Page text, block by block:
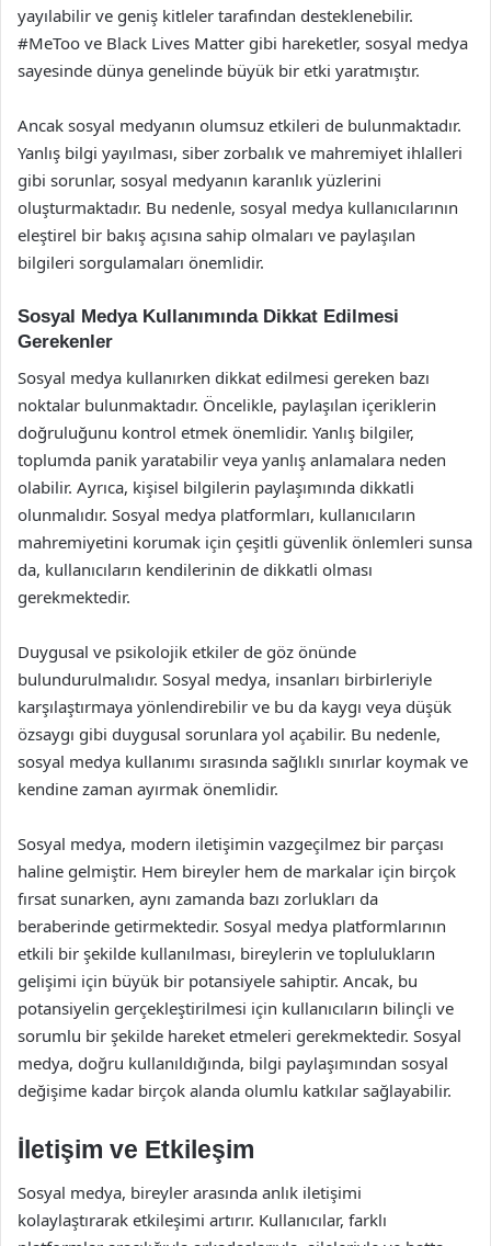
yayılabilir ve geniş kitleler tarafından desteklenebilir.
#MeToo ve Black Lives Matter gibi hareketler, sosyal medya
sayesinde dünya genelinde büyük bir etki yaratmıştır.
Ancak sosyal medyanın olumsuz etkileri de bulunmaktadır.
Yanlış bilgi yayılması, siber zorbalık ve mahremiyet ihlalleri
gibi sorunlar, sosyal medyanın karanlık yüzlerini
oluşturmaktadır. Bu nedenle, sosyal medya kullanıcılarının
eleştirel bir bakış açısına sahip olmaları ve paylaşılan
bilgileri sorgulamaları önemlidir.
Sosyal Medya Kullanımında Dikkat Edilmesi
Gerekenler
Sosyal medya kullanırken dikkat edilmesi gereken bazı
noktalar bulunmaktadır. Öncelikle, paylaşılan içeriklerin
doğruluğunu kontrol etmek önemlidir. Yanlış bilgiler,
toplumda panik yaratabilir veya yanlış anlamalara neden
olabilir. Ayrıca, kişisel bilgilerin paylaşımında dikkatli
olunmalıdır. Sosyal medya platformları, kullanıcıların
mahremiyetini korumak için çeşitli güvenlik önlemleri sunsa
da, kullanıcıların kendilerinin de dikkatli olması
gerekmektedir.
Duygusal ve psikolojik etkiler de göz önünde
bulundurulmalıdır. Sosyal medya, insanları birbirleriyle
karşılaştırmaya yönlendirebilir ve bu da kaygı veya düşük
özsaygı gibi duygusal sorunlara yol açabilir. Bu nedenle,
sosyal medya kullanımı sırasında sağlıklı sınırlar koymak ve
kendine zaman ayırmak önemlidir.
Sosyal medya, modern iletişimin vazgeçilmez bir parçası
haline gelmiştir. Hem bireyler hem de markalar için birçok
fırsat sunarken, aynı zamanda bazı zorlukları da
beraberinde getirmektedir. Sosyal medya platformlarının
etkili bir şekilde kullanılması, bireylerin ve toplulukların
gelişimi için büyük bir potansiyele sahiptir. Ancak, bu
potansiyelin gerçekleştirilmesi için kullanıcıların bilinçli ve
sorumlu bir şekilde hareket etmeleri gerekmektedir. Sosyal
medya, doğru kullanıldığında, bilgi paylaşımından sosyal
değişime kadar birçok alanda olumlu katkılar sağlayabilir.
İletişim ve Etkileşim
Sosyal medya, bireyler arasında anlık iletişimi
kolaylaştırarak etkileşimi artırır. Kullanıcılar, farklı